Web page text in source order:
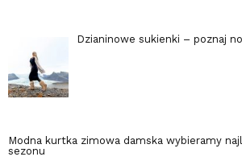
Dzianinowe sukienki – poznaj
Modna kurtka zimowa damska wybieramy
sezonu